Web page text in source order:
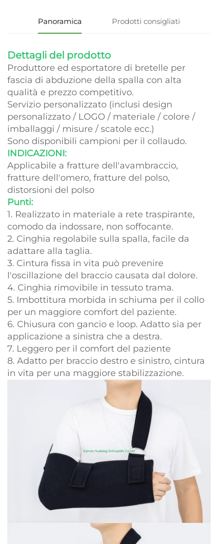
Panoramica Prodotti consigliati
Dettagli del prodotto
Produttore ed esportatore di bretelle per
fascia di abduzione della spalla con alta
qualità e prezzo competitivo.
Servizio personalizzato (inclusi design
personalizzato / LOGO / materiale / colore /
imballaggi / misure / scatole ecc.)
Sono disponibili campioni per il collaudo.
INDICAZIONI:
Applicabile a fratture dell'avambraccio,
fratture dell'omero, fratture del polso,
distorsioni del polso
Punti:
1. Realizzato in materiale a rete traspirante,
comodo da indossare, non soffocante.
2. Cinghia regolabile sulla spalla, facile da
adattare alla taglia.
3. Cintura fissa in vita può prevenire
l'oscillazione del braccio causata dal dolore.
4. Cinghia rimovibile in tessuto trama.
5. Imbottitura morbida in schiuma per il collo
per un maggiore comfort del paziente.
6. Chiusura con gancio e loop. Adatto sia per
applicazione a sinistra che a destra.
7. Leggero per il comfort del paziente
8. Adatto per braccio destro e sinistro, cintura
in vita per una maggiore stabilizzazione.